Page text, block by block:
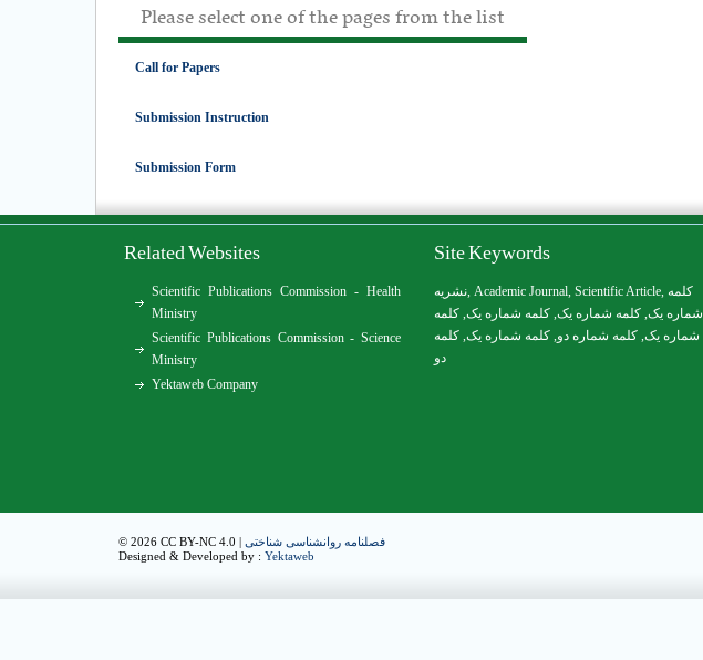
Please select one of the pages from the list
Call for Papers
Submission Instruction
Submission Form
Related Websites
Scientific Publications Commission - Health
Ministry
Scientific Publications Commission - Science
Ministry
Yektaweb Company
Site Keywords
نشریه, Academic Journal, Scientific Article, کلمه
شماره یک, کلمه شماره یک, کلمه شماره یک, کلمه
شماره یک, کلمه شماره دو, کلمه شماره یک, کلمه
دو
© 2026 CC BY-NC 4.0 | فصلنامه روانشناسی شناختی
Designed & Developed by : Yektaweb